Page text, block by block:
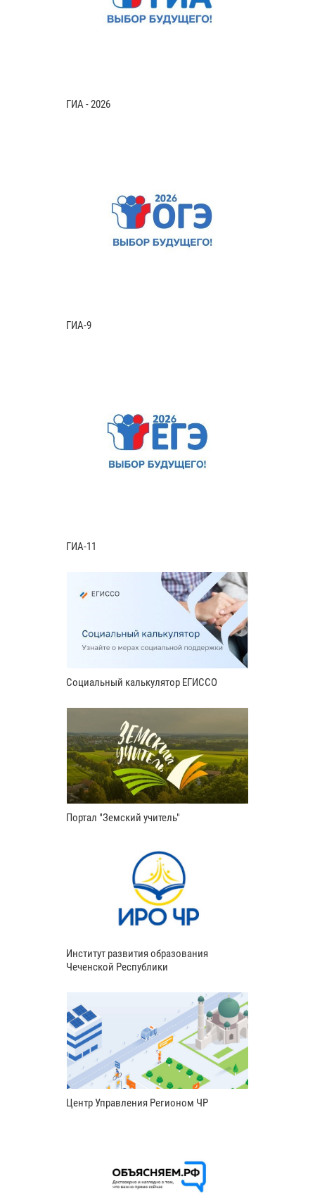
ГИА - 2026
ГИА-9
ГИА-11
Социальный калькулятор ЕГИССО
Портал "Земский учитель"
Институт развития образования
Чеченской Республики
Центр Управления Регионом ЧР